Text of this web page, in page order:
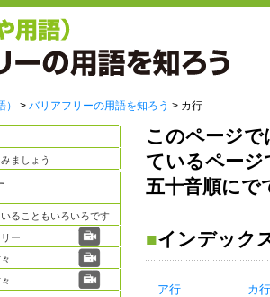
> バリアフリーの用語を知ろう > カ行
ましょう
ることもいろいろです
ー
このページ
ているページ
五十音順にで
■インデック
ア行 カ行